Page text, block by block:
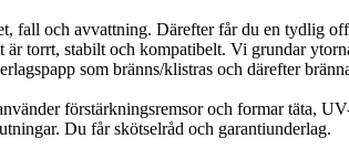
fall och avvattning. Därefter får du en tydlig
är torrt, stabilt och kompatibelt. Vi grundar
som bränns/klistras och därefter
förstärkningsremsor och formar täta,
Du får skötselråd och garantiunderlag.